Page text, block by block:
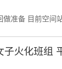
准备 目前空间
火化班组